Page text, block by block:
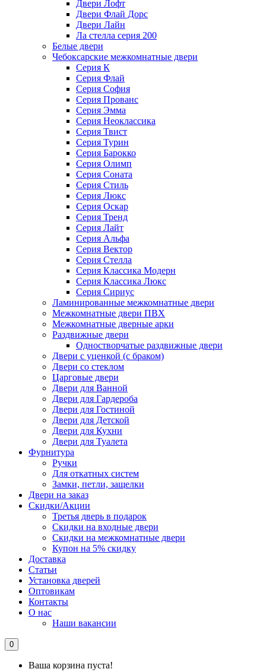
Двери Лофт
Двери Флай Дорс
Двери Лайн
Ла стелла серия 200
Белые двери
Чебоксарские межкомнатные двери
Серия К
Серия Флай
Серия София
Серия Прованс
Серия Эмма
Серия Неоклассика
Серия Твист
Серия Турин
Серия Барокко
Серия Олимп
Серия Соната
Серия Стиль
Серия Люкс
Серия Оскар
Серия Тренд
Серия Лайт
Серия Альфа
Серия Вектор
Серия Стелла
Серия Классика Модерн
Серия Классика Люкс
Серия Сириус
Ламинированные межкомнатные двери
Межкомнатные двери ПВХ
Межкомнатные дверные арки
Раздвижные двери
Одностворчатые раздвижные двери
Двери с уценкой (с браком)
Двери со стеклом
Царговые двери
Двери для Ванной
Двери для Гардероба
Двери для Гостиной
Двери для Детской
Двери для Кухни
Двери для Туалета
Фурнитура
Ручки
Для откатных систем
Замки, петли, защелки
Двери на заказ
Скидки/Акции
Третья дверь в подарок
Скидки на входные двери
Скидки на межкомнатные двери
Купон на 5% скидку
Доставка
Статьи
Установка дверей
Оптовикам
Контакты
О нас
Наши вакансии
0
Ваша корзина пуста!